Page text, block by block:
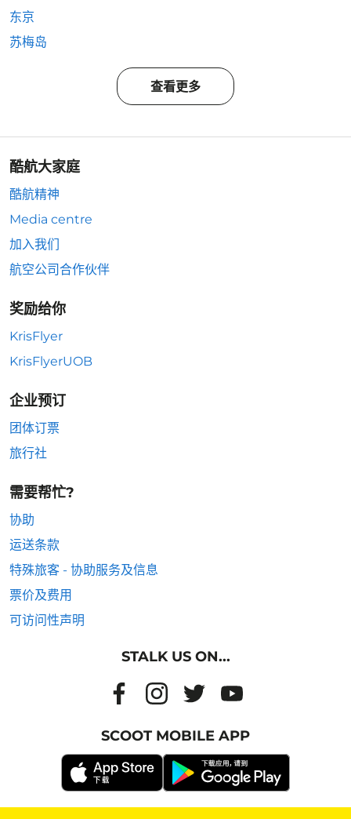
东京
苏梅岛
查看更多
酷航大家庭
酷航精神
Media centre
加入我们
航空公司合作伙伴
奖励给你
KrisFlyer
KrisFlyerUOB
企业预订
团体订票
旅行社
需要帮忙?
协助
运送条款
特殊旅客 - 协助服务及信息
票价及费用
可访问性声明
STALK US ON...
SCOOT MOBILE APP